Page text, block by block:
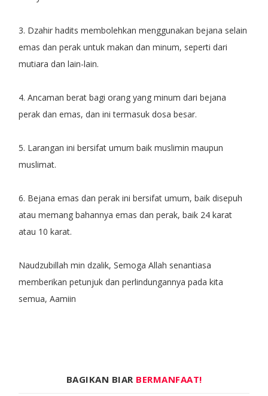
3. Dzahir hadits membolehkan menggunakan bejana selain
emas dan perak untuk makan dan minum, seperti dari
mutiara dan lain-lain.
4. Ancaman berat bagi orang yang minum dari bejana
perak dan emas, dan ini termasuk dosa besar.
5. Larangan ini bersifat umum baik muslimin maupun
muslimat.
6. Bejana emas dan perak ini bersifat umum, baik disepuh
atau memang bahannya emas dan perak, baik 24 karat
atau 10 karat.
Naudzubillah min dzalik, Semoga Allah senantiasa
memberikan petunjuk dan perlindungannya pada kita
semua, Aamiin
BAGIKAN BIAR BERMANFAAT!